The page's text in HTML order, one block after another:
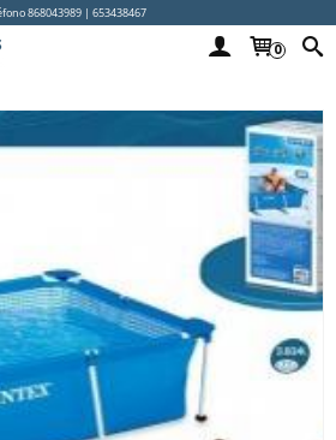
868043989 | 653438467
0